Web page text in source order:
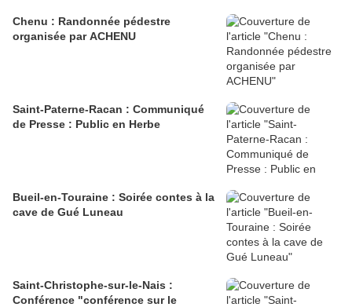
Chenu : Randonnée pédestre
organisée par ACHENU
Saint-Paterne-Racan : Communiqué
de Presse : Public en Herbe
Bueil-en-Touraine : Soirée contes à la
cave de Gué Luneau
Saint-Christophe-sur-le-Nais :
Conférence "conférence sur le